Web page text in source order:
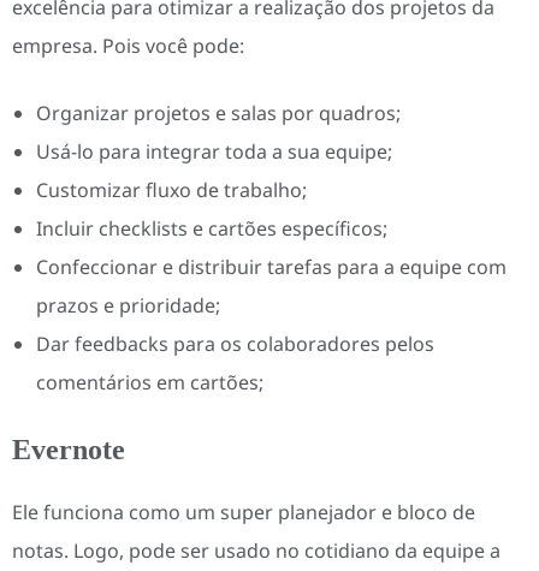
excelência para otimizar a realização dos projetos da
empresa. Pois você pode:
Organizar projetos e salas por quadros;
Usá-lo para integrar toda a sua equipe;
Customizar fluxo de trabalho;
Incluir checklists e cartões específicos;
Confeccionar e distribuir tarefas para a equipe com
prazos e prioridade;
Dar feedbacks para os colaboradores pelos
comentários em cartões;
Evernote
Ele funciona como um super planejador e bloco de
notas. Logo, pode ser usado no cotidiano da equipe a